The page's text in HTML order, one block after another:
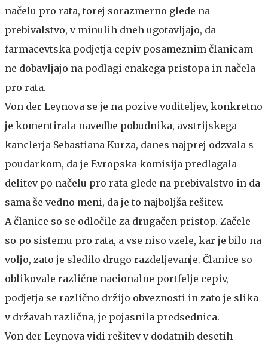
načelu pro rata, torej sorazmerno glede na
prebivalstvo, v minulih dneh ugotavljajo, da
farmacevtska podjetja cepiv posameznim članicam
ne dobavljajo na podlagi enakega pristopa in načela
pro rata.
Von der Leynova se je na pozive voditeljev, konkretno
je komentirala navedbe pobudnika, avstrijskega
kanclerja Sebastiana Kurza, danes najprej odzvala s
poudarkom, da je Evropska komisija predlagala
delitev po načelu pro rata glede na prebivalstvo in da
sama še vedno meni, da je to najboljša rešitev.
A članice so se odločile za drugačen pristop. Začele
so po sistemu pro rata, a vse niso vzele, kar je bilo na
voljo, zato je sledilo drugo razdeljevanje. Članice so
oblikovale različne nacionalne portfelje cepiv,
podjetja se različno držijo obveznosti in zato je slika
v državah različna, je pojasnila predsednica.
Von der Leynova vidi rešitev v dodatnih desetih